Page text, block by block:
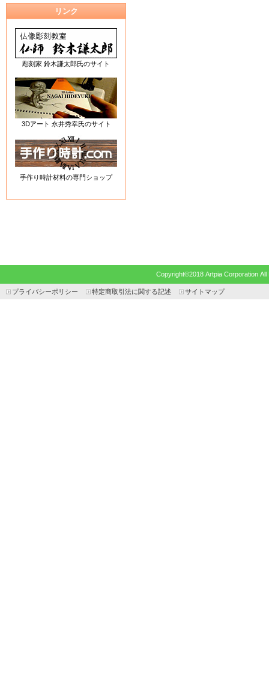
リンク
彫刻家 鈴木謙太郎氏のサイト
3Dアート 永井秀幸氏のサイト
手作り時計材料の専門ショップ
Copyright©2018 Artpia Corporation
プライバシーポリシー 特定商取引法に関する記述 サイトマップ